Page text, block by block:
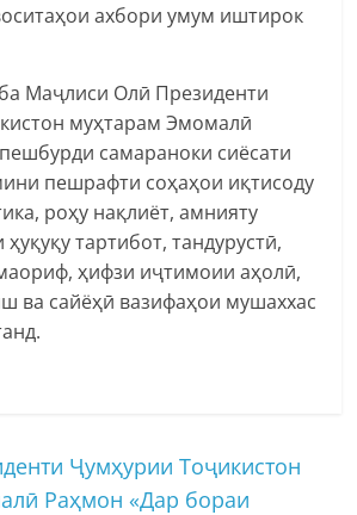
ахбори умум иштирок
Маҷлиси Олӣ Президенти
муҳтарам Эмомалӣ
самараноки сиёсати
пешрафти соҳаҳои иқтисоду
роҳу нақлиёт, амнияту
тартибот, тандурустӣ,
ҳифзи иҷтимоии аҳолӣ,
ва сайёҳӣ вазифаҳои мушаххас
Ҷумҳурии Тоҷикистон
Раҳмон «Дар бораи